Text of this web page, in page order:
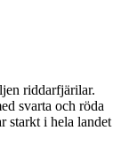
riddarfjärilar.
svarta och röda
starkt i hela landet